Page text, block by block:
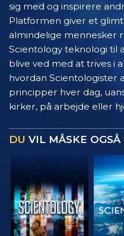
sig med og inspirere
Platformen giver et
almindelige mennesker
Scientology teknologi til
blive ved med at trives i
hvordan Scientologister
principper hver dag,
kirker, på arbejde eller
DU VIL MÅSKE OGSÅ